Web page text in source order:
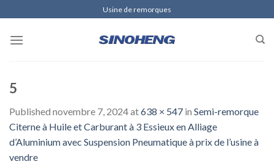
to
content
Usine de remorques
5
Published novembre 7, 2024at638 × 547 in Semi-remorque
Citerne à Huile et Carburant à 3 Essieux en Alliage
d’Aluminium avec Suspension Pneumatique à prix de l’usine à
vendre